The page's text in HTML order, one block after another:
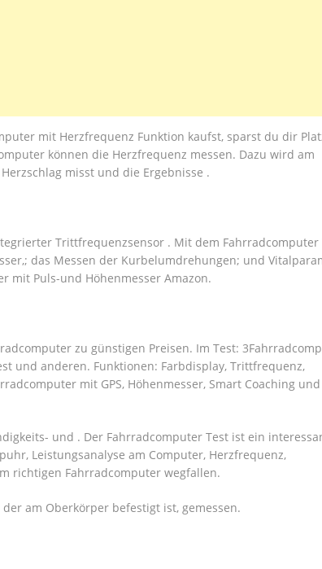
mit Herzfrequenz Funktion kaufst, sparst du dir
können die Herzfrequenz messen. Dazu wird am
misst und die Ergebnisse .
Trittfrequenzsensor . Mit dem Fahrradcomputer
das Messen der Kurbelumdrehungen; und
mit Puls-und Höhenmesser Amazon.
zu günstigen Preisen. Im Test:
und anderen. Funktionen: Farbdisplay, Trittfrequenz,
mit GPS, Höhenmesser, Smart Coaching und
und . Der Fahrradcomputer Test ist ein
Leistungsanalyse am Computer, Herzfrequenz,
richtigen Fahrradcomputer wegfallen.
am Oberkörper befestigt ist, gemessen.